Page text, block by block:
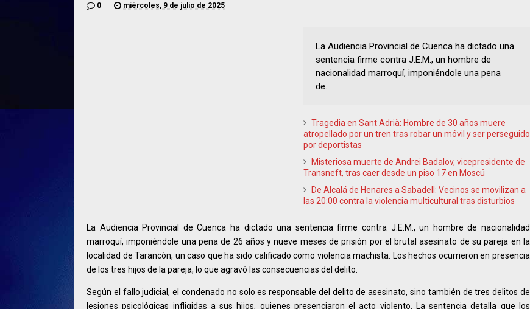
0 miércoles, 9 de julio de 2025
La Audiencia Provincial de Cuenca ha dictado una
sentencia firme contra J.E.M., un hombre de
nacionalidad marroquí, imponiéndole una pena
de...
Tragedia en Sant Adrià: Hombre de 30 años muere
atropellado por un tren tras robar un móvil y ser perseguido
por deportistas
Misteriosa muerte de Andrei Badalov, vicepresidente de
Transneft, tras caer desde un piso 17 en Moscú
De Alcalá de Henares a Sabadell: Vecinos se movilizan a
las 20:00 contra la violencia multicultural tras disturbios
La Audiencia Provincial de Cuenca ha dictado una sentencia firme contra J.E.M., un hombre de nacionalidad
marroquí, imponiéndole una pena de 26 años y nueve meses de prisión por el brutal asesinato de su pareja en la
localidad de Tarancón, un caso que ha sido calificado como violencia machista. Los hechos ocurrieron en presencia
de los tres hijos de la pareja, lo que agravó las consecuencias del delito.
Según el fallo judicial, el condenado no solo es responsable del delito de asesinato, sino también de tres delitos de
lesiones psicológicas infligidas a sus hijos, quienes presenciaron el acto violento. La sentencia detalla que los